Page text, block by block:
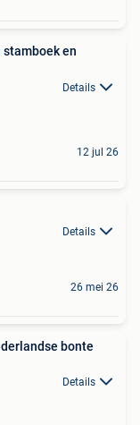
en
Details
12 jul 26
Details
26 mei 26
bonte
Details